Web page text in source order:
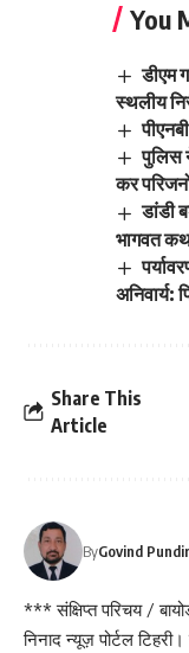
You
डीएम
स्थलीय
पुलिस
कर
डांडी
भागवत
अनिवार्य:
Share This
Article
ByGovind Pundir
*** संक्षिप्त परिचय /
निनाद न्यूज़ पोर्टल